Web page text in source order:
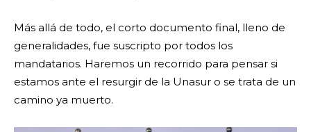
Más allá de todo, el corto documento final, lleno de
generalidades, fue suscripto por todos los
mandatarios. Haremos un recorrido para pensar si
estamos ante el resurgir de la Unasur o se trata de un
camino ya muerto.